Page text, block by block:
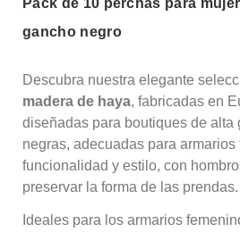
gancho negro
Descubra nuestra elegante
madera de haya, fabricadas en
diseñadas para boutiques de alta
negras, adecuadas para
funcionalidad y estilo, con
preservar la forma de las prendas.
Ideales para los armarios